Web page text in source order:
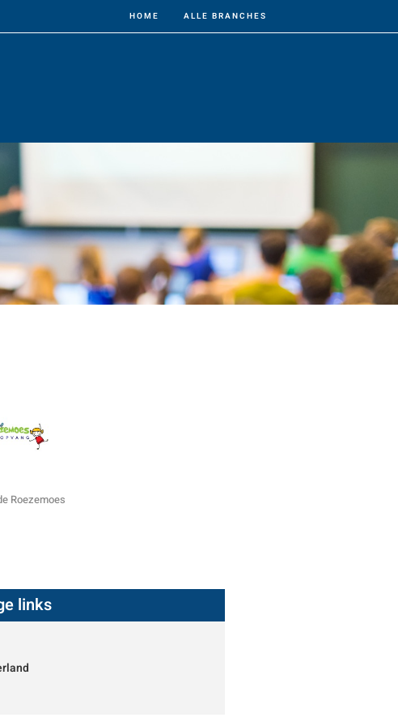
HOME ALLE BRANCHES
Roezemoes
links